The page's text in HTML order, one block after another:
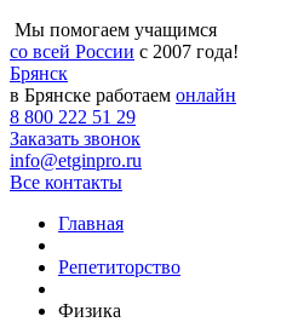
Мы помогаем учащимся
со всей России с 2007 года!
Брянск
в Брянске работаем онлайн
8 800 222 51 29
Заказать звонок
info@etginpro.ru
Все контакты
Главная
Репетиторство
Физика